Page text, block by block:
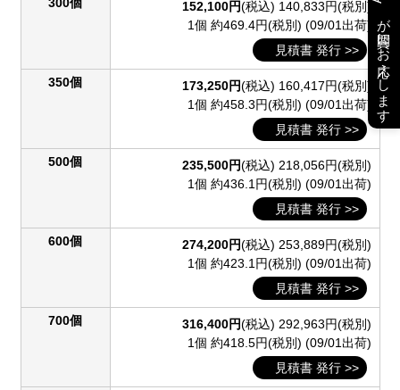
300個 152,100円(税込) 140,833円(税別)
1個 約469.4円(税別) (09/01出荷)
見積書 発行 >>
350個 173,250円(税込) 160,417円(税別)
1個 約458.3円(税別) (09/01出荷)
見積書 発行 >>
500個 235,500円(税込) 218,056円(税別)
1個 約436.1円(税別) (09/01出荷)
見積書 発行 >>
600個 274,200円(税込) 253,889円(税別)
1個 約423.1円(税別) (09/01出荷)
見積書 発行 >>
700個 316,400円(税込) 292,963円(税別)
1個 約418.5円(税別) (09/01出荷)
見積書 発行 >>
が質問にお応えします